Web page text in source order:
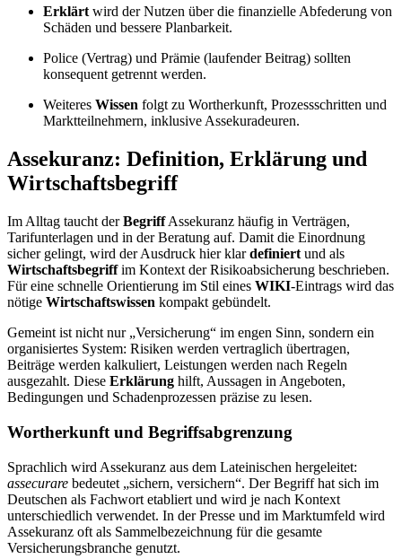
Erklärt wird der Nutzen über die finanzielle Abfederung von
Schäden und bessere Planbarkeit.
Police (Vertrag) und Prämie (laufender Beitrag) sollten
konsequent getrennt werden.
Weiteres Wissen folgt zu Wortherkunft, Prozessschritten und
Marktteilnehmern, inklusive Assekuradeuren.
Assekuranz: Definition, Erklärung und
Wirtschaftsbegriff
Im Alltag taucht derBegriffAssekuranz häufig in Verträgen,
Tarifunterlagen und in der Beratung auf. Damit die Einordnung
sicher gelingt, wird der Ausdruck hier klardefiniert und als
Wirtschaftsbegriffim Kontext der Risikoabsicherung beschrieben.
Für eine schnelle Orientierung im Stil eines WIKI-Eintrags wird das
nötige Wirtschaftswissen kompakt gebündelt.
Gemeint ist nicht nur „Versicherung“ im engen Sinn, sondern ein
organisiertes System: Risiken werden vertraglich übertragen,
Beiträge werden kalkuliert, Leistungen werden nach Regeln
ausgezahlt. Diese Erklärung hilft, Aussagen in Angeboten,
Bedingungen und Schadenprozessen präzise zu lesen.
Wortherkunft und Begriffsabgrenzung
Sprachlich wird Assekuranz aus dem Lateinischen hergeleitet:
assecurare bedeutet „sichern, versichern“. Der Begriff hat sich im
Deutschen als Fachwort etabliert und wird je nach Kontext
unterschiedlich verwendet. In der Presse und im Marktumfeld wird
Assekuranz oft als Sammelbezeichnung für die gesamte
Versicherungsbranche genutzt.